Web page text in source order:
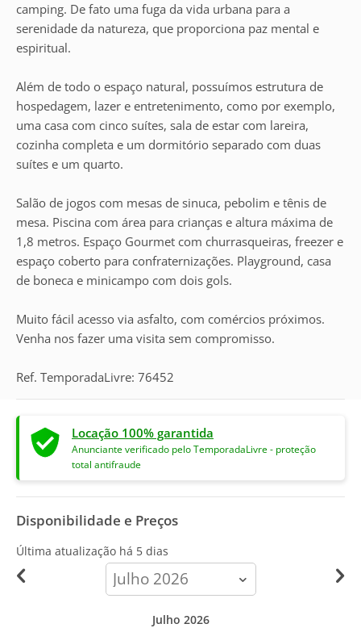
camping. De fato uma fuga da vida urbana para a
serenidade da natureza, que proporciona paz mental e
espiritual.
Além de todo o espaço natural, possuímos estrutura de
hospedagem, lazer e entretenimento, como por exemplo,
uma casa com cinco suítes, sala de estar com lareira,
cozinha completa e um dormitório separado com duas
suítes e um quarto.
Salão de jogos com mesas de sinuca, pebolim e tênis de
mesa. Piscina com área para crianças e altura máxima de
1,8 metros. Espaço Gourmet com churrasqueiras, freezer e
espaço coberto para confraternizações. Playground, casa
de boneca e minicampo com dois gols.
Muito fácil acesso via asfalto, com comércios próximos.
Venha nos fazer uma visita sem compromisso.
Ref. TemporadaLivre: 76452
Locação 100% garantida
Anunciante verificado pelo TemporadaLivre - proteção
total antifraude
Disponibilidade e Preços
Última atualização há 5 dias
calendar-
month
Julho 2026